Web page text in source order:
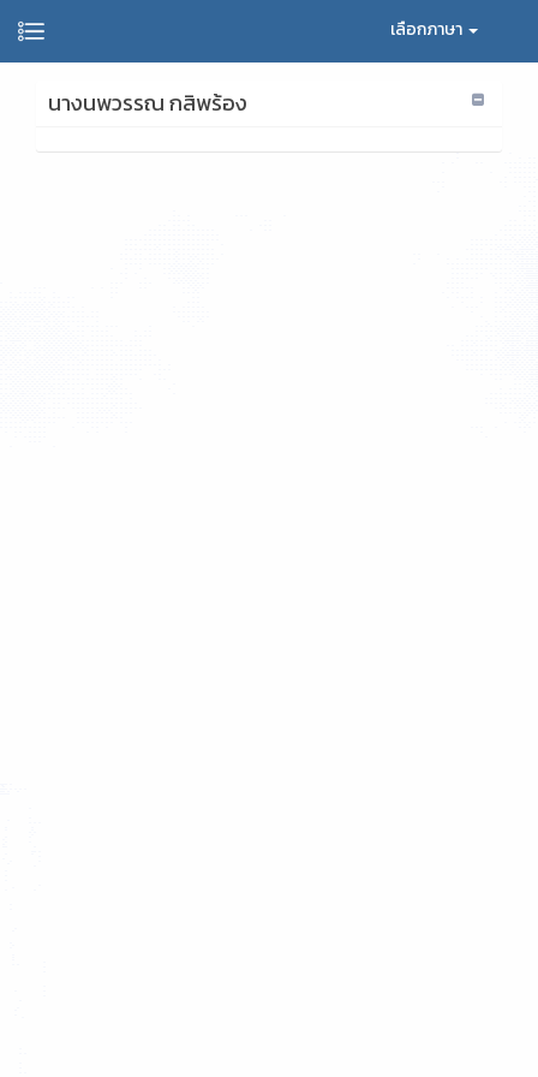
เลือกภาษา
นางนพวรรณ กสิพร้อง